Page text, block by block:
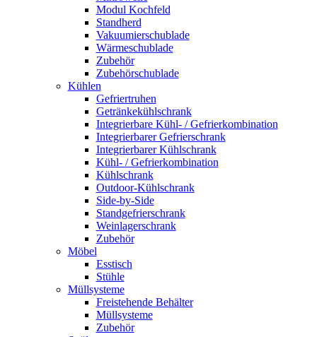
Modul Kochfeld
Standherd
Vakuumierschublade
Wärmeschublade
Zubehör
Zubehörschublade
Kühlen
Gefriertruhen
Getränkekühlschrank
Integrierbare Kühl- / Gefrierkombination
Integrierbarer Gefrierschrank
Integrierbarer Kühlschrank
Kühl- / Gefrierkombination
Kühlschrank
Outdoor-Kühlschrank
Side-by-Side
Standgefrierschrank
Weinlagerschrank
Zubehör
Möbel
Esstisch
Stühle
Müllsysteme
Freistehende Behälter
Müllsysteme
Zubehör